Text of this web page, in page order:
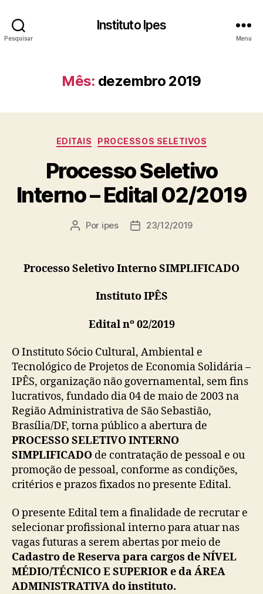
Pesquisar
Instituto Ipes
Menu
Mês: dezembro 2019
Categorias
EDITAIS PROCESSOS SELETIVOS
Processo Seletivo
Interno – Edital 02/2019
Autor
Por ipes
Data23/12/2019
Processo Seletivo Interno SIMPLIFICADO
Instituto IPÊS
Edital nº 02/2019
O Instituto Sócio Cultural, Ambiental e
Tecnológico de Projetos de Economia Solidária –
IPÊS, organização não governamental, sem fins
lucrativos, fundado dia 04 de maio de 2003 na
Região Administrativa de São Sebastião,
Brasília/DF, torna público a abertura de
PROCESSO SELETIVO INTERNO
SIMPLIFICADO de contratação de pessoal e ou
promoção de pessoal, conforme as condições,
critérios e prazos fixados no presente Edital.
O presente Edital tem a finalidade de recrutar e
selecionar profissional interno para atuar nas
vagas futuras a serem abertas por meio de
Cadastro de Reserva para cargos de NÍVEL
MÉDIO/TÉCNICO E SUPERIOR e da ÁREA
ADMINISTRATIVA do instituto.